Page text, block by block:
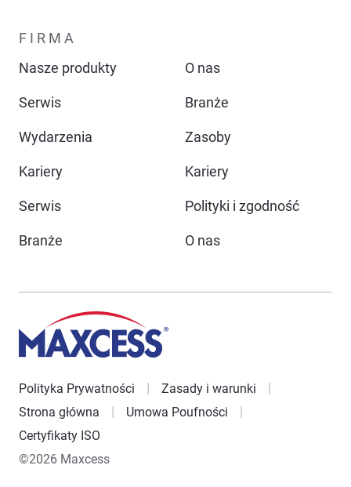
FIRMA
Nasze produkty
O nas
Serwis Branże
Wydarzenia Zasoby
Kariery Kariery
Serwis Polityki i zgodność
Branże O nas
Polityka Prywatności
Zasady i warunki
Strona główna
Umowa Poufności
Certyfikaty ISO
©2026 Maxcess